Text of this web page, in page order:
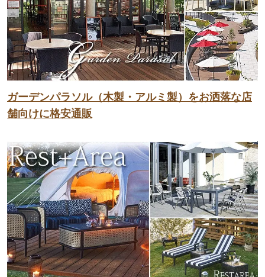
ガーデンパラソル（木製・アルミ製）をお洒落な店
舗向けに格安通販